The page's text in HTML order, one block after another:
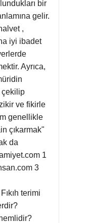
bir
gelir.
,
iyi ibadet
Ayrıca,
çekilip
ve fikirle
genellikle
çıkarmak"
da
1
3
terimi